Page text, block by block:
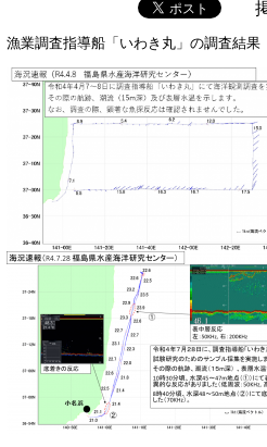
漁業調査指導船「いわき丸」の調査結果